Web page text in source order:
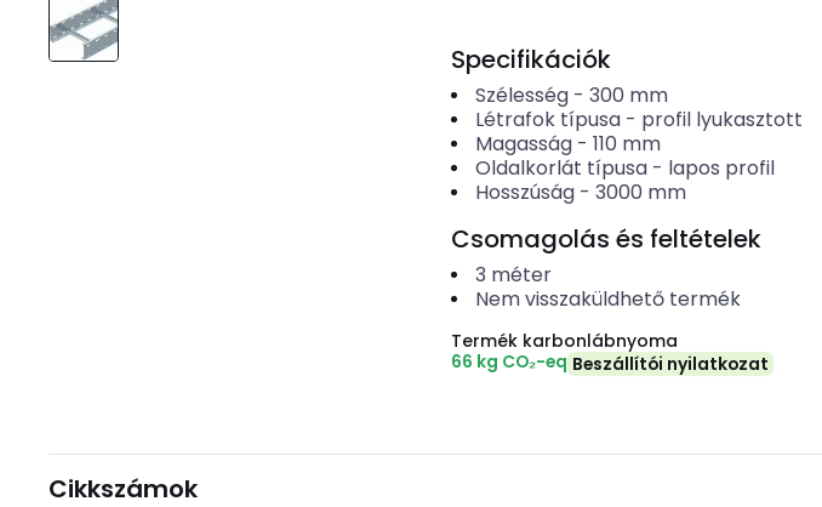
Specifikációk
Szélesség- 300 mm
Létrafok típusa- profil lyukasztott
Magasság- 110 mm
Oldalkorlát típusa- lapos profil
Hosszúság- 3000 mm
Csomagolás és feltételek
3 méter
Nem visszaküldhető termék
Termék karbonlábnyoma
66 kg CO₂-eq Beszállítói nyilatkozat
Cikkszámok